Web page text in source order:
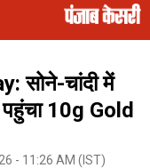
सोने-चांदी में
पहुंचा 10g Gold
- 11:26 AM (IST)